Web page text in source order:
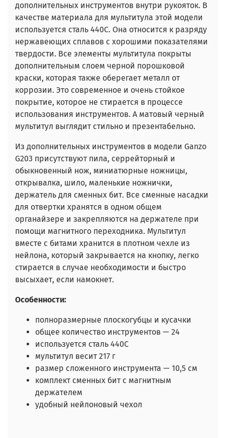
дополнительных инструментов внутри рукояток. В
качестве материала для мультитула этой модели
используется сталь 440С. Она относится к разряду
нержавеющих сплавов с хорошими показателями
твердости. Все элементы мультитула покрыты
дополнительным слоем черной порошковой
краски, которая также оберегает металл от
коррозии. Это современное и очень стойкое
покрытие, которое не стирается в процессе
использования инструментов. А матовый черный
мультитул выглядит стильно и презентабельно.
Из дополнительных инструментов в модели Ganzo
G203 присутствуют пила, серрейторный и
обыкновенный нож, миниатюрные ножницы,
открывалка, шило, маленькие ножнички,
держатель для сменных бит. Все сменные насадки
для отвертки хранятся в одном общем
органайзере и закрепляются на держателе при
помощи магнитного переходника. Мультитул
вместе с битами хранится в плотном чехле из
нейлона, который закрывается на кнопку, легко
стирается в случае необходимости и быстро
высыхает, если намокнет.
Особенности:
полноразмерные плоскогубцы и кусачки
общее количество инструментов — 24
используется сталь 440С
мультитул весит 217 г
размер сложенного инструмента — 10,5 см
комплект сменных бит с магнитным
держателем
удобный нейлоновый чехол